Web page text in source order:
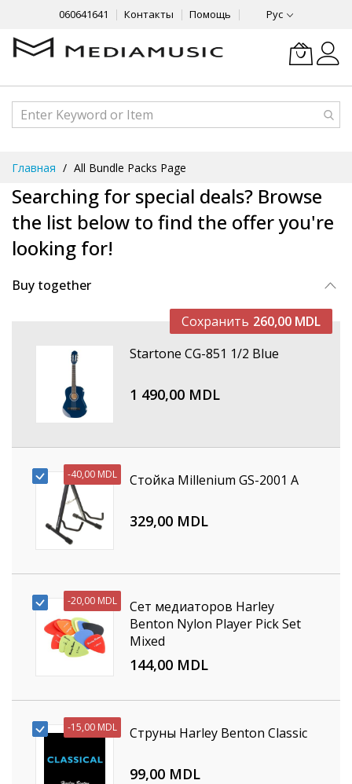
060641641 Контакты Помощь Рус
Content
Главная All Bundle Packs Page
Searching for special deals? Browse
the list below to find the offer you're
looking for!
Buy together
Startone CG-851 1/2 Blue
1 490,00 MDL
-40,00 MDL Стойка Millenium GS-2001 A
329,00 MDL
-20,00 MDL
Сет медиаторов Harley
Benton Nylon Player Pick Set
Mixed
144,00 MDL
-15,00 MDL Струны Harley Benton Classic
99,00 MDL
Сохранить 260,00 MDL